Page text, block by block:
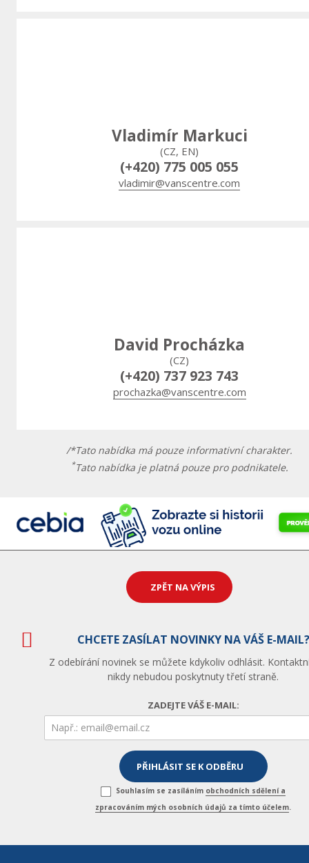
Vladimír Markuci
(CZ, EN)
(+420) 775 005 055
vladimir@vanscentre.com
David Procházka
(CZ)
(+420) 737 923 743
prochazka@vanscentre.com
/*Tato nabídka má pouze informativní charakter.
*Tato nabídka je platná pouze pro podnikatele.
ZPĚT NA VÝPIS
CHCETE ZASÍLAT NOVINKY NA VÁŠ E-MAIL?
Z odebírání novinek se můžete kdykoliv odhlásit.
nikdy nebudou poskytnuty třetí straně.
ZADEJTE VÁŠ E-MAIL:
Souhlasím se zasíláním obchodních sdělení a
zpracováním mých osobních údajů za tímto účelem.